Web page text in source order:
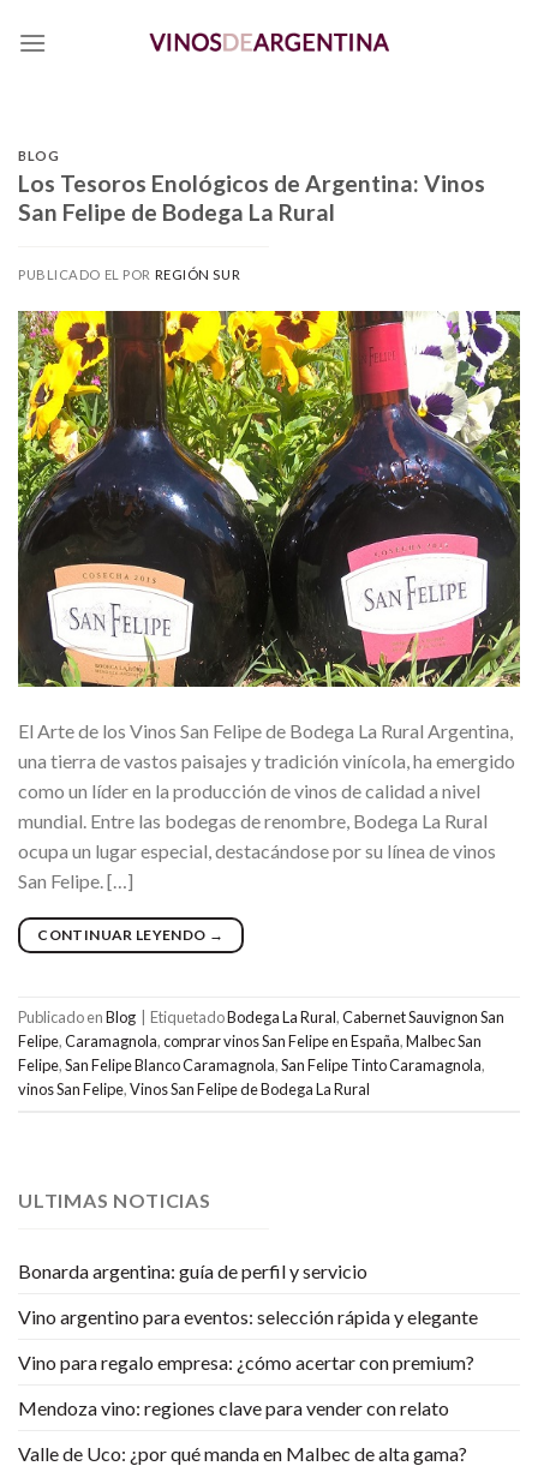
BLOG
Los Tesoros Enológicos de Argentina: Vinos
San Felipe de Bodega La Rural
PUBLICADO EL POR REGIÓN SUR
El Arte de los Vinos San Felipe de Bodega La Rural Argentina,
una tierra de vastos paisajes y tradición vinícola, ha emergido
como un líder en la producción de vinos de calidad a nivel
mundial. Entre las bodegas de renombre, Bodega La Rural
ocupa un lugar especial, destacándose por su línea de vinos
San Felipe. […]
CONTINUAR LEYENDO →
Publicado enBlog EtiquetadoBodega La Rural,Cabernet Sauvignon San
Felipe,Caramagnola,comprar vinos San Felipe en España,Malbec San
Felipe,San Felipe Blanco Caramagnola,San Felipe Tinto Caramagnola,
vinos San Felipe,Vinos San Felipe de Bodega La Rural
ULTIMAS NOTICIAS
Bonarda argentina: guía de perfil y servicio
Vino argentino para eventos: selección rápida y elegante
Vino para regalo empresa: ¿cómo acertar con premium?
Mendoza vino: regiones clave para vender con relato
Valle de Uco: ¿por qué manda en Malbec de alta gama?